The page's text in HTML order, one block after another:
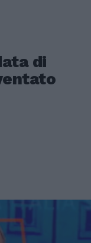
di